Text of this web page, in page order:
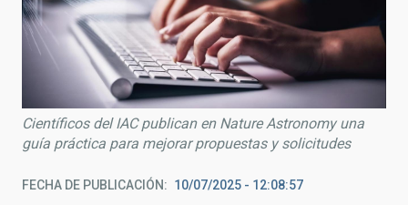
Científicos del IAC publican en Nature Astronomy una
guía práctica para mejorar propuestas y solicitudes
FECHA DE PUBLICACIÓN 10/07/2025 - 12:08:57